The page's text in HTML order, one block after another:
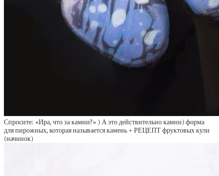
Спросите: «Ира, что за камни?» ) А это действительно камни) форма
для пирожных, которая называется камень + РЕЦЕПТ фруктовых кули
(начинок)